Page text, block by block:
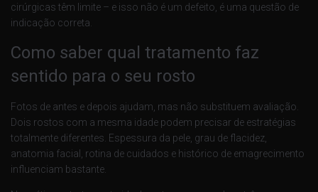
cirúrgicas têm limite – e isso não é um defeito, é uma questão de
indicação correta.
Como saber qual tratamento faz
sentido para o seu rosto
Fotos de antes e depois ajudam, mas não substituem avaliação.
Dois rostos com a mesma idade podem precisar de estratégias
totalmente diferentes. Espessura da pele, grau de flacidez,
anatomia facial, rotina de cuidados e histórico de emagrecimento
influenciam bastante.